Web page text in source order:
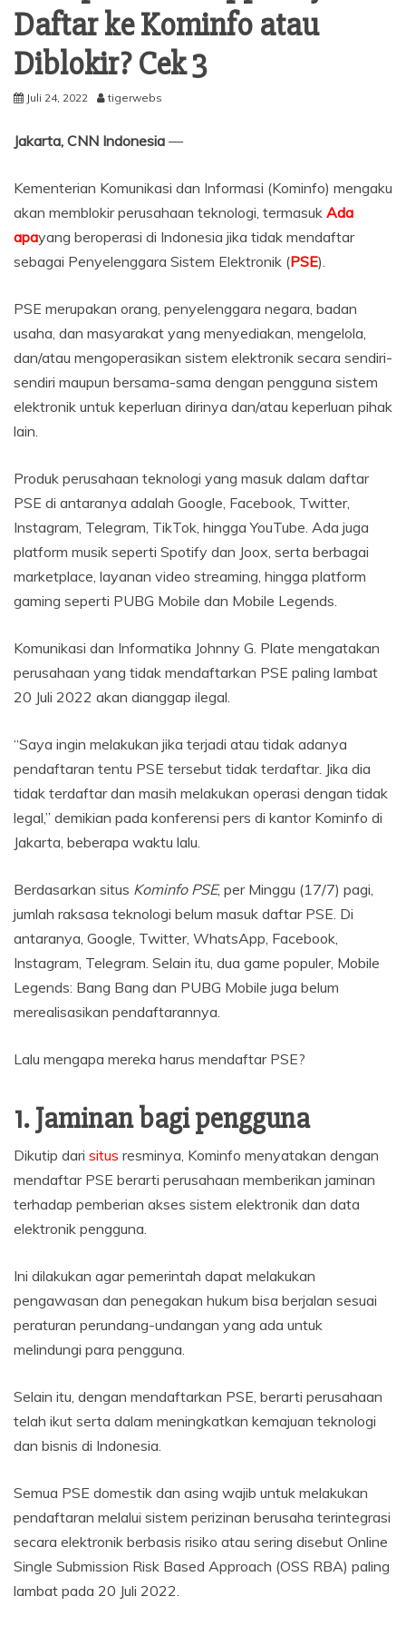
Daftar ke Kominfo atau
Diblokir? Cek 3
Juli 24, 2022 tigerwebs
Jakarta, CNN Indonesia —
Kementerian Komunikasi dan Informasi (Kominfo) mengaku
akan memblokir perusahaan teknologi, termasuk Ada
apayang beroperasi di Indonesia jika tidak mendaftar
sebagai Penyelenggara Sistem Elektronik (PSE).
PSE merupakan orang, penyelenggara negara, badan
usaha, dan masyarakat yang menyediakan, mengelola,
dan/atau mengoperasikan sistem elektronik secara sendiri-
sendiri maupun bersama-sama dengan pengguna sistem
elektronik untuk keperluan dirinya dan/atau keperluan pihak
lain.
Produk perusahaan teknologi yang masuk dalam daftar
PSE di antaranya adalah Google, Facebook, Twitter,
Instagram, Telegram, TikTok, hingga YouTube. Ada juga
platform musik seperti Spotify dan Joox, serta berbagai
marketplace, layanan video streaming, hingga platform
gaming seperti PUBG Mobile dan Mobile Legends.
Komunikasi dan Informatika Johnny G. Plate mengatakan
perusahaan yang tidak mendaftarkan PSE paling lambat
20 Juli 2022 akan dianggap ilegal.
“Saya ingin melakukan jika terjadi atau tidak adanya
pendaftaran tentu PSE tersebut tidak terdaftar. Jika dia
tidak terdaftar dan masih melakukan operasi dengan tidak
legal,” demikian pada konferensi pers di kantor Kominfo di
Jakarta, beberapa waktu lalu.
Berdasarkan situs Kominfo PSE, per Minggu (17/7) pagi,
jumlah raksasa teknologi belum masuk daftar PSE. Di
antaranya, Google, Twitter, WhatsApp, Facebook,
Instagram, Telegram. Selain itu, dua game populer, Mobile
Legends: Bang Bang dan PUBG Mobile juga belum
merealisasikan pendaftarannya.
Lalu mengapa mereka harus mendaftar PSE?
1. Jaminan bagi pengguna
Dikutip dari situs resminya, Kominfo menyatakan dengan
mendaftar PSE berarti perusahaan memberikan jaminan
terhadap pemberian akses sistem elektronik dan data
elektronik pengguna.
Ini dilakukan agar pemerintah dapat melakukan
pengawasan dan penegakan hukum bisa berjalan sesuai
peraturan perundang-undangan yang ada untuk
melindungi para pengguna.
Selain itu, dengan mendaftarkan PSE, berarti perusahaan
telah ikut serta dalam meningkatkan kemajuan teknologi
dan bisnis di Indonesia.
Semua PSE domestik dan asing wajib untuk melakukan
pendaftaran melalui sistem perizinan berusaha terintegrasi
secara elektronik berbasis risiko atau sering disebut Online
Single Submission Risk Based Approach (OSS RBA) paling
lambat pada 20 Juli 2022.